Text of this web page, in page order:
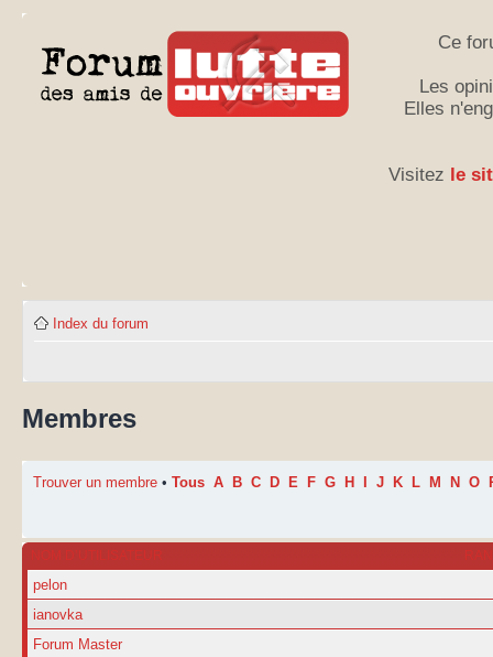
Ce
Les
Elles
Visitez le
Index du forum
Membres
Trouver un membre • Tous A B C D E F G H J K L M N O
NOM D’UTILISATEUR
pelon
ianovka
Forum Master